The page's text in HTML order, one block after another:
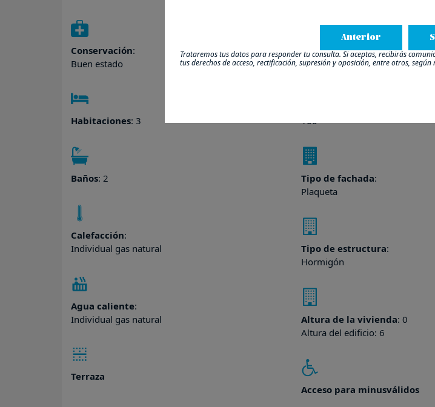
Conservación:
Buen estado
Habitaciones: 3
Baños: 2
Calefacción:
Individual gas natural
Agua caliente:
Individual gas natural
Terraza
Orientación:
Sur|Oeste
100
Tipo de fachada:
Plaqueta
Tipo de estructura:
Hormigón
Altura de la vivienda: 0
Altura del edificio: 6
Acceso para minusválidos
Anterior
Trataremos tus datos para responder tu consulta. Si aceptas, recibirás
tus derechos de acceso, rectificación, supresión y oposición, entre otros, según